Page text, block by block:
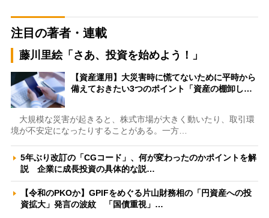
注目の著者・連載
藤川里絵「さあ、投資を始めよう！」
【資産運用】大災害時に慌てないために平時から
備えておきたい3つのポイント「資産の棚卸し…
大規模な災害が起きると、株式市場が大きく動いたり、取引環
境が不安定になったりすることがある。一方…
5年ぶり改訂の「CGコード」、何が変わったのかポイントを解
説 企業に成長投資の具体的な説…
【令和のPKOか】GPIFをめぐる片山財務相の「円資産への投
資拡大」発言の波紋 「国債重視」…